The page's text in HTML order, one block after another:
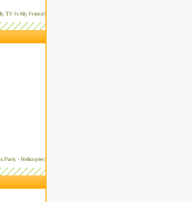
TV Is My Friend|
Party - Helicopter|